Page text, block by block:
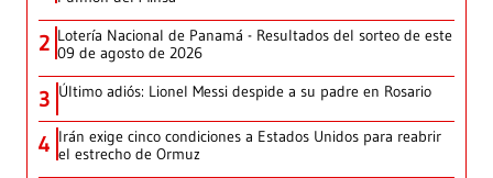
2 Lotería Nacional de Panamá - Resultados del sorteo de este
09 de agosto de 2026
3 Último adiós: Lionel Messi despide a su padre en Rosario
4 Irán exige cinco condiciones a Estados Unidos para reabrir
el estrecho de Ormuz